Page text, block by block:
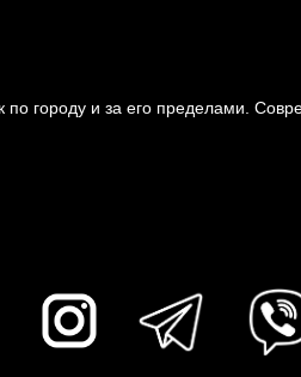
городу и за его пределами.